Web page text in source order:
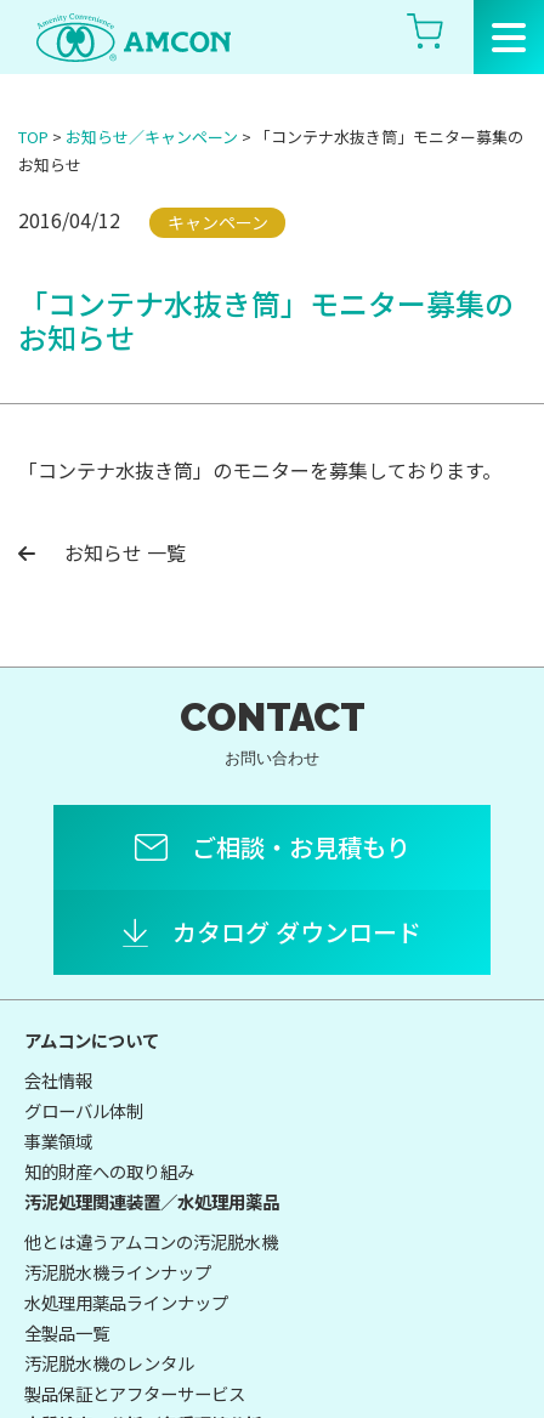
Skip
the
TOP > お知らせ／キャンペーン >
「コンテナ水抜き筒」モニター募集の
お知らせ
2016/04/12 キャンペーン
「コンテナ水抜き筒」モニター募集の
お知らせ
「コンテナ水抜き筒」のモニターを募集しております。
お知らせ 一覧
CONTACT
お問い合わせ
ご相談・お見積もり
カタログ ダウンロード
アムコンについて
会社情報
グローバル体制
事業領域
知的財産への取り組み
汚泥処理関連装置／水処理用薬品
他とは違うアムコンの汚泥脱水機
汚泥脱水機ラインナップ
水処理用薬品ラインナップ
全製品一覧
汚泥脱水機のレンタル
製品保証とアフターサービス